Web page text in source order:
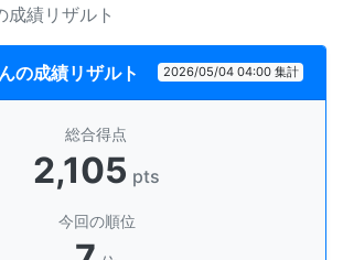
績リザルト
の成績リザルト 2026/05/04 04:00 集計
総合得点
2,105 pts
今回の順位